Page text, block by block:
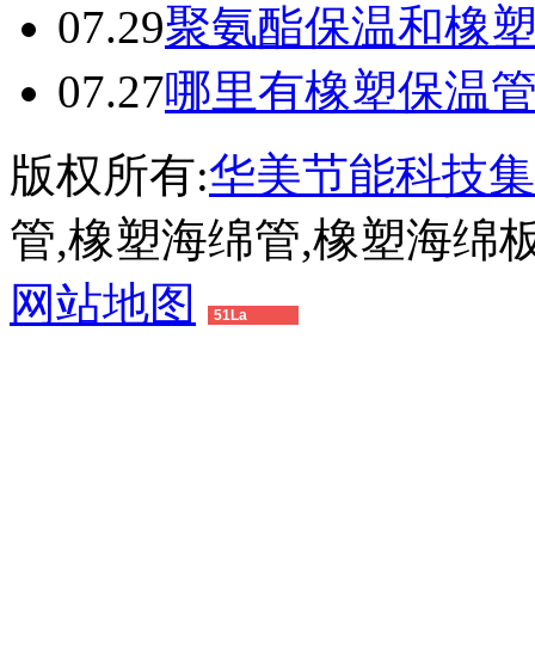
07.29聚氨酯保温和橡
07.27哪里有橡塑保温
版权所有:华美节能科技
管,橡塑海绵管,橡塑海绵
网站地图
51La